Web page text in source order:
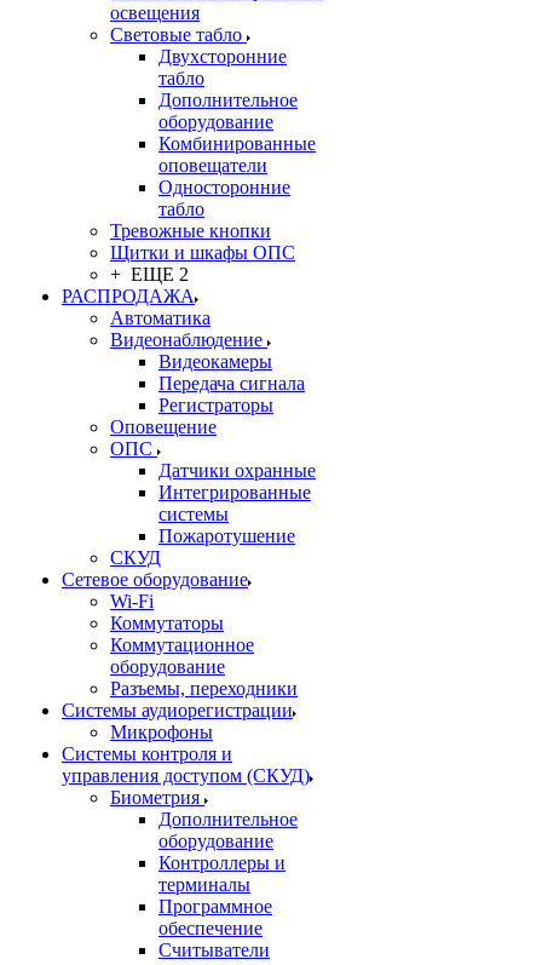
освещения
Световые табло
Двухсторонние
табло
Дополнительное
оборудование
Комбинированные
оповещатели
Односторонние
табло
Тревожные кнопки
Щитки и шкафы ОПС
+ ЕЩЕ 2
РАСПРОДАЖА
Автоматика
Видеонаблюдение
Видеокамеры
Передача сигнала
Регистраторы
Оповещение
ОПС
Датчики охранные
Интегрированные
системы
Пожаротушение
СКУД
Сетевое оборудование
Wi-Fi
Коммутаторы
Коммутационное
оборудование
Разъемы, переходники
Системы аудиорегистрации
Микрофоны
Системы контроля и
управления доступом (СКУД)
Биометрия
Дополнительное
оборудование
Контроллеры и
терминалы
Программное
обеспечение
Считыватели